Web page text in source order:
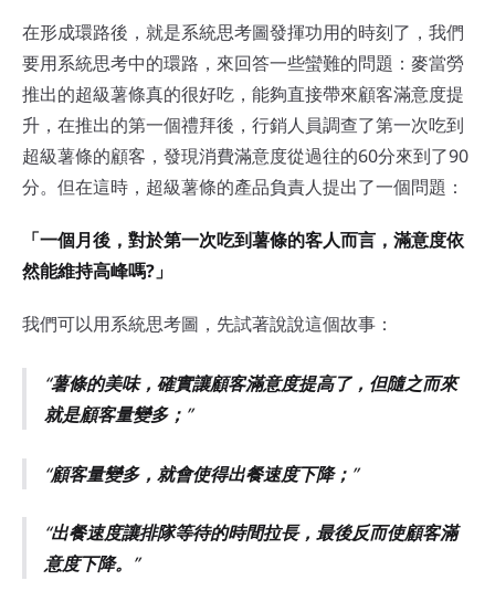
在形成環路後，就是系統思考圖發揮功用的時刻了，我們
要用系統思考中的環路，來回答一些蠻難的問題：麥當勞
推出的超級薯條真的很好吃，能夠直接帶來顧客滿意度提
升，在推出的第一個禮拜後，行銷人員調查了第一次吃到
超級薯條的顧客，發現消費滿意度從過往的60分來到了90
分。但在這時，超級薯條的產品負責人提出了一個問題：
「一個月後，對於第一次吃到薯條的客人而言，滿意度依
然能維持高峰嗎?」
我們可以用系統思考圖，先試著說說這個故事：
薯條的美味，確實讓顧客滿意度提高了，但隨之而來
就是顧客量變多；
顧客量變多，就會使得出餐速度下降；
出餐速度讓排隊等待的時間拉長，最後反而使顧客滿
意度下降。